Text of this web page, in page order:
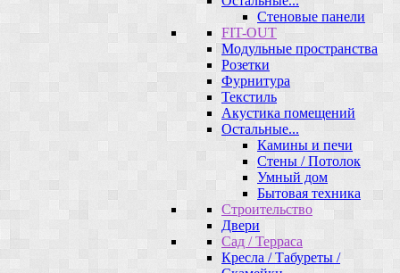
Стеновые панели
FIT-OUT
Модульные пространства
Розетки
Фурнитура
Текстиль
Акустика помещений
Остальные...
Камины и печи
Стены / Потолок
Умный дом
Бытовая техника
Строительство
Двери
Сад / Терраса
Кресла / Табуреты /